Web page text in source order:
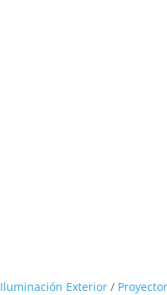
Iluminación Exterior /